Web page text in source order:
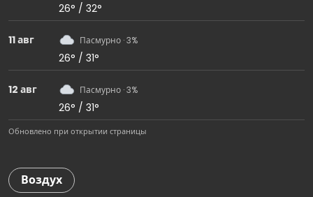
26° / 32°
11 авг Пасмурно · 3%
26° / 31°
12 авг Пасмурно · 3%
26° / 31°
Обновлено при открытии страницы
Воздух